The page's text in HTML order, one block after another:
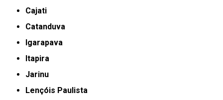
Cajati
Catanduva
Igarapava
Itapira
Jarinu
Lençóis Paulista